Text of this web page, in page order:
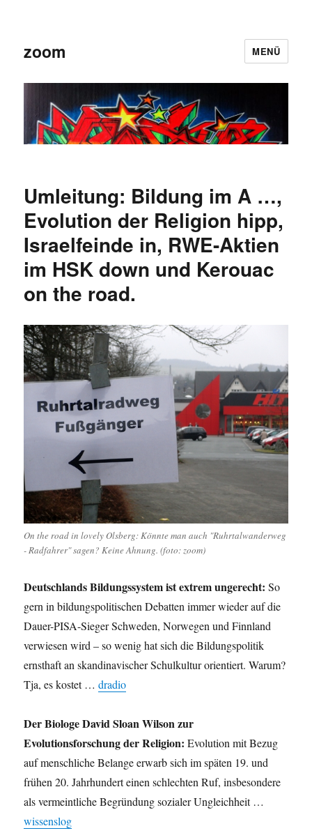
zoom MENÜ
Umleitung: Bildung im A …,
Evolution der Religion hipp,
Israelfeinde in, RWE-Aktien
im HSK down und Kerouac
on the road.
On the road in lovely Olsberg: Könnte man auch "Ruhrtalwanderweg
- Radfahrer" sagen? Keine Ahnung. (foto: zoom)
Deutschlands Bildungssystem ist extrem ungerecht: So
gern in bildungspolitischen Debatten immer wieder auf die
Dauer-PISA-Sieger Schweden, Norwegen und Finnland
verwiesen wird – so wenig hat sich die Bildungspolitik
ernsthaft an skandinavischer Schulkultur orientiert. Warum?
Tja, es kostet …dradio
Der Biologe David Sloan Wilson zur
Evolutionsforschung der Religion: Evolution mit Bezug
auf menschliche Belange erwarb sich im späten 19. und
frühen 20. Jahrhundert einen schlechten Ruf, insbesondere
als vermeintliche Begründung sozialer Ungleichheit …
wissenslog